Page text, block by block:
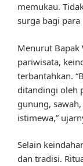
memukau.
surga bagi
Menurut Bapak
pariwisata,
terbantahkan.
ditandingi oleh
gunung,
istimewa,”
Selain
dan tradisi.